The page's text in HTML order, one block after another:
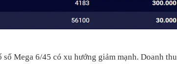
Mega 6/45 có xu hướng giảm mạnh. Doanh thu